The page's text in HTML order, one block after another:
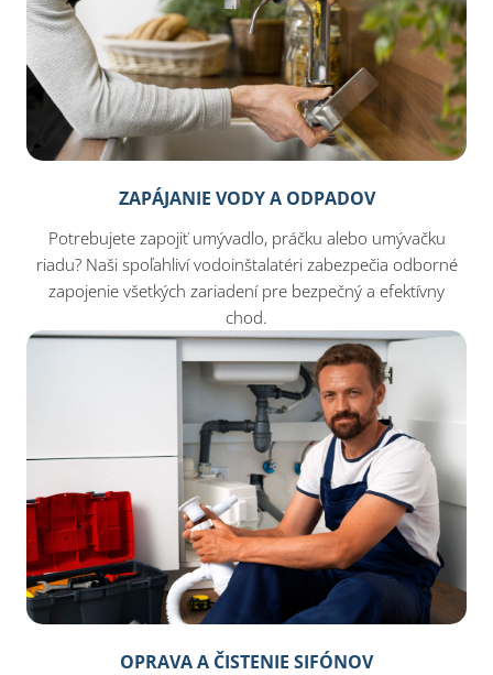
ZAPÁJANIE VODY A ODPADOV
Potrebujete zapojiť umývadlo, práčku alebo umývačku
riadu? Naši spoľahliví vodoinštalatéri zabezpečia odborné
zapojenie všetkých zariadení pre bezpečný a efektívny
chod.
OPRAVA A ČISTENIE SIFÓNOV